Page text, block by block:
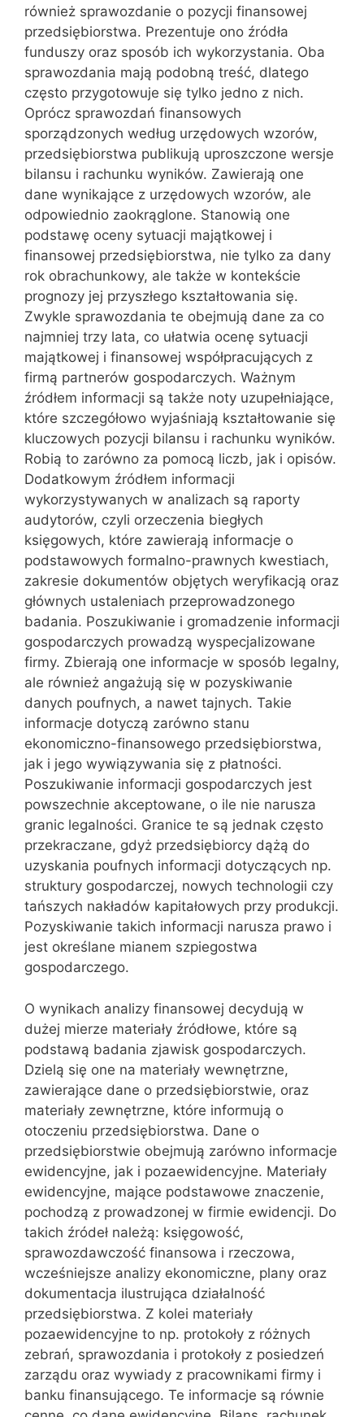
również sprawozdanie o pozycji finansowej
przedsiębiorstwa. Prezentuje ono źródła
funduszy oraz sposób ich wykorzystania. Oba
sprawozdania mają podobną treść, dlatego
często przygotowuje się tylko jedno z nich.
Oprócz sprawozdań finansowych
sporządzonych według urzędowych wzorów,
przedsiębiorstwa publikują uproszczone wersje
bilansu i rachunku wyników. Zawierają one
dane wynikające z urzędowych wzorów, ale
odpowiednio zaokrąglone. Stanowią one
podstawę oceny sytuacji majątkowej i
finansowej przedsiębiorstwa, nie tylko za dany
rok obrachunkowy, ale także w kontekście
prognozy jej przyszłego kształtowania się.
Zwykle sprawozdania te obejmują dane za co
najmniej trzy lata, co ułatwia ocenę sytuacji
majątkowej i finansowej współpracujących z
firmą partnerów gospodarczych. Ważnym
źródłem informacji są także noty uzupełniające,
które szczegółowo wyjaśniają kształtowanie się
kluczowych pozycji bilansu i rachunku wyników.
Robią to zarówno za pomocą liczb, jak i opisów.
Dodatkowym źródłem informacji
wykorzystywanych w analizach są raporty
audytorów, czyli orzeczenia biegłych
księgowych, które zawierają informacje o
podstawowych formalno-prawnych kwestiach,
zakresie dokumentów objętych weryfikacją oraz
głównych ustaleniach przeprowadzonego
badania. Poszukiwanie i gromadzenie informacji
gospodarczych prowadzą wyspecjalizowane
firmy. Zbierają one informacje w sposób legalny,
ale również angażują się w pozyskiwanie
danych poufnych, a nawet tajnych. Takie
informacje dotyczą zarówno stanu
ekonomiczno-finansowego przedsiębiorstwa,
jak i jego wywiązywania się z płatności.
Poszukiwanie informacji gospodarczych jest
powszechnie akceptowane, o ile nie narusza
granic legalności. Granice te są jednak często
przekraczane, gdyż przedsiębiorcy dążą do
uzyskania poufnych informacji dotyczących np.
struktury gospodarczej, nowych technologii czy
tańszych nakładów kapitałowych przy produkcji.
Pozyskiwanie takich informacji narusza prawo i
jest określane mianem szpiegostwa
gospodarczego.
O wynikach analizy finansowej decydują w
dużej mierze materiały źródłowe, które są
podstawą badania zjawisk gospodarczych.
Dzielą się one na materiały wewnętrzne,
zawierające dane o przedsiębiorstwie, oraz
materiały zewnętrzne, które informują o
otoczeniu przedsiębiorstwa. Dane o
przedsiębiorstwie obejmują zarówno informacje
ewidencyjne, jak i pozaewidencyjne. Materiały
ewidencyjne, mające podstawowe znaczenie,
pochodzą z prowadzonej w firmie ewidencji. Do
takich źródeł należą: księgowość,
sprawozdawczość finansowa i rzeczowa,
wcześniejsze analizy ekonomiczne, plany oraz
dokumentacja ilustrująca działalność
przedsiębiorstwa. Z kolei materiały
pozaewidencyjne to np. protokoły z różnych
zebrań, sprawozdania i protokoły z posiedzeń
zarządu oraz wywiady z pracownikami firmy i
banku finansującego. Te informacje są równie